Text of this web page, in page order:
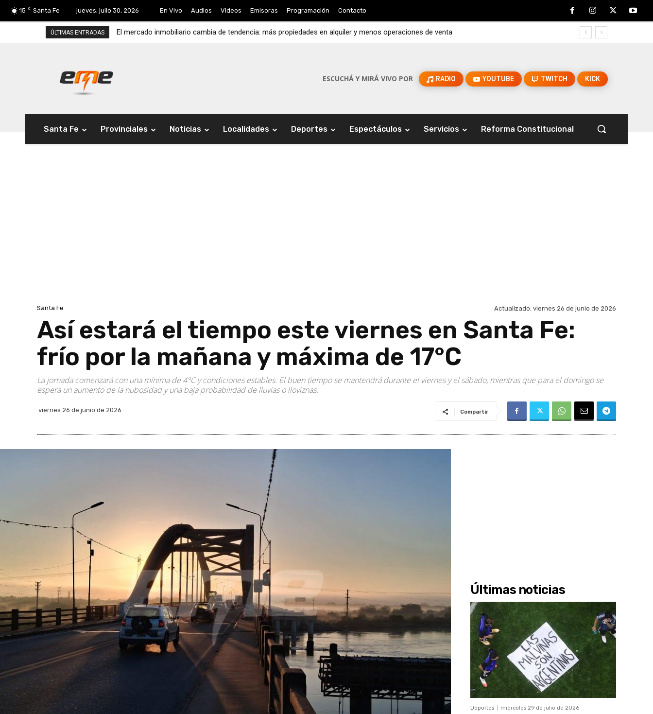
15 C Santa Fe jueves, julio 30, 2026 En Vivo Audios Videos Emisoras Programación Contacto
ÚLTIMAS ENTRADAS El mercado inmobiliario cambia de tendencia: más propiedades en alquiler y menos operaciones de venta
ESCUCHÁ Y MIRÁ VIVO POR RADIO YOUTUBE TWITCH KICK
Santa Fe Provinciales Noticias Localidades Deportes Espectáculos Servicios Reforma Constitucional
Santa Fe Actualizado: viernes 26 de junio de 2026
Así estará el tiempo este viernes en Santa Fe:
frío por la mañana y máxima de 17°C
La jornada comenzará con una mínima de 4°C y condiciones estables. El buen tiempo se mantendrá durante el viernes y el sábado, mientras que para el domingo se
espera un aumento de la nubosidad y una baja probabilidad de lluvias o lloviznas.
viernes 26 de junio de 2026 Compartir
Últimas noticias
Deportes miércoles 29 de julio de 2026